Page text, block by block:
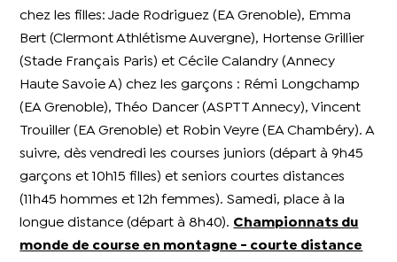
chez les filles: Jade Rodriguez (EA Grenoble), Emma
Bert (Clermont Athlétisme Auvergne), Hortense Grillier
(Stade Français Paris) et Cécile Calandry (Annecy
Haute Savoie A) chez les garçons : Rémi Longchamp
(EA Grenoble), Théo Dancer (ASPTT Annecy), Vincent
Trouiller (EA Grenoble) et Robin Veyre (EA Chambéry). A
suivre, dès vendredi les courses juniors (départ à 9h45
garçons et 10h15 filles) et seniors courtes distances
(11h45 hommes et 12h femmes). Samedi, place à la
longue distance (départ à 8h40). Championnats du
monde de course en montagne - courte distance